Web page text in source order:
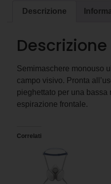
Descrizione
Descrizione
Semimaschere monouso
campo visivo. Pronta
pieghettato per una
espirazione frontale.
Correlati